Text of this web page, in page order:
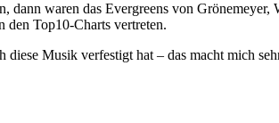
waren das Ever­greens von Grö­ne­mey­er,
Top10-Charts vertreten.
Musik ver­fes­tigt hat – das macht mich